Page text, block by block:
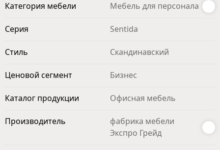
Категория мебели Мебель для персонала
Серия Sentida
Стиль Скандинавский
Ценовой сегмент Бизнес
Каталог продукции Офисная мебель
Производитель
фабрика мебели
Экспро Грейд